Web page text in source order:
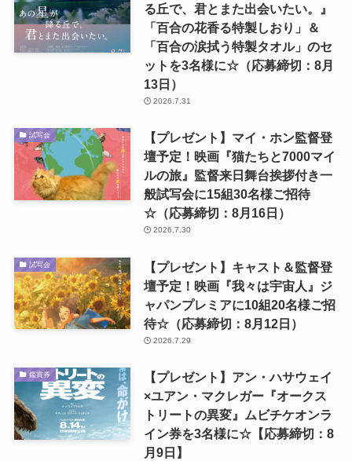
る丘で、君とまた出会いたい。』
「百合の花香る特製しおり」＆
「百合の涙拭う特製タオル」のセ
ットを3名様に☆（応募締切：8月
13日）
2026.7.31
試写会
【プレゼント】マイ・ホン監督登
壇予定！映画『猫たちと7000マイ
ルの旅』監督来日舞台挨拶付き一
般試写会に15組30名様ご招待
☆（応募締切：8月16日）
2026.7.30
試写会
【プレゼント】キャスト＆監督登
壇予定！映画『我々は宇宙人』ジ
ャパンプレミアに10組20名様ご招
待☆（応募締切：8月12日）
2026.7.29
鑑賞券
【プレゼント】アン・ハサウェイ
×ユアン・マクレガー『オークス
トリートの異変』ムビチケオンラ
イン券を3名様に☆【応募締切：8
月9日】